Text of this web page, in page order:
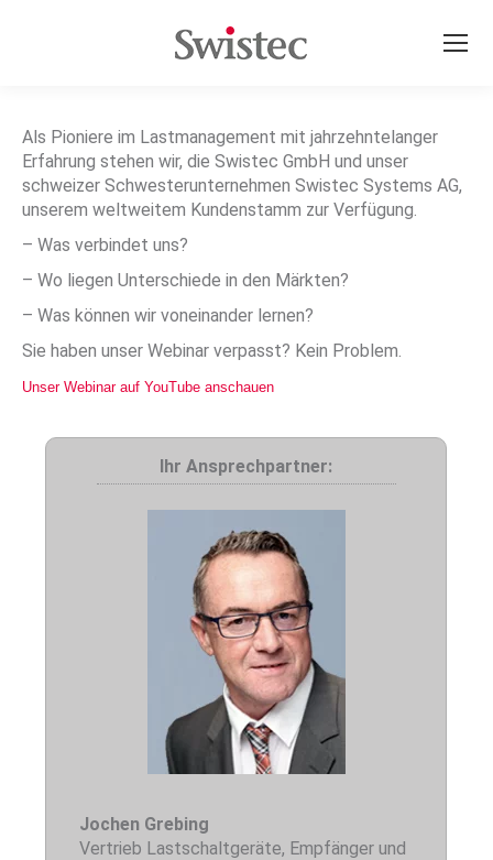
Als Pioniere im Lastmanagement mit jahrzehntelanger
Erfahrung stehen wir, die Swistec GmbH und unser
schweizer Schwesterunternehmen Swistec Systems AG,
unserem weltweitem Kundenstamm zur Verfügung.
– Was verbindet uns?
– Wo liegen Unterschiede in den Märkten?
– Was können wir voneinander lernen?
Sie haben unser Webinar verpasst? Kein Problem.
Unser Webinar auf YouTube anschauen
Ihr Ansprechpartner:
Jochen Grebing
Vertrieb Lastschaltgeräte, Empfänger und